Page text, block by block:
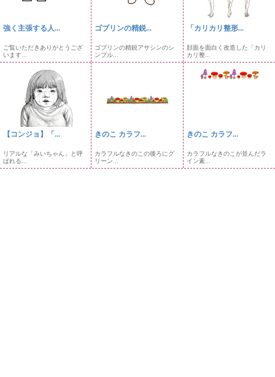
強く主張する人...
ご覧いただきありがとうござ
います...
ゴブリンの精鋭...
ゴブリンの精鋭アサシンのシ
ンプル...
「カリカリ整形...
顔面を面白く改造した「カリ
カリ整...
【コンジョ】「...
リアルな「みいちゃん」と呼
ばれる...
きのこ カラフ...
カラフルなきのこの後ろにグ
リーン...
きのこ カラフ...
カラフルなきのこが並んだラ
イン素...